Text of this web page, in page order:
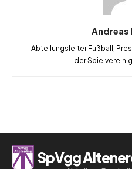
Andreas
Abteilungsleiter Fußball,
der
SpVgg